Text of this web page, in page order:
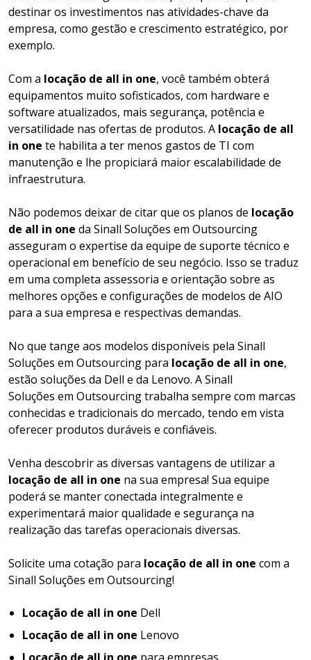
destinar os investimentos nas atividades-chave da
empresa, como gestão e crescimento estratégico, por
exemplo.
Com a locação de all in one, você também obterá
equipamentos muito sofisticados, com hardware e
software atualizados, mais segurança, potência e
versatilidade nas ofertas de produtos. A locação de all
in one te habilita a ter menos gastos de TI com
manutenção e lhe propiciará maior escalabilidade de
infraestrutura.
Não podemos deixar de citar que os planos de locação
de all in one da Sinall Soluções em Outsourcing
asseguram o expertise da equipe de suporte técnico e
operacional em benefício de seu negócio. Isso se traduz
em uma completa assessoria e orientação sobre as
melhores opções e configurações de modelos de AIO
para a sua empresa e respectivas demandas.
No que tange aos modelos disponíveis pela Sinall
Soluções em Outsourcing para locação de all in one,
estão soluções da Dell e da Lenovo. A Sinall
Soluções em Outsourcing trabalha sempre com marcas
conhecidas e tradicionais do mercado, tendo em vista
oferecer produtos duráveis e confiáveis.
Venha descobrir as diversas vantagens de utilizar a
locação de all in one na sua empresa! Sua equipe
poderá se manter conectada integralmente e
experimentará maior qualidade e segurança na
realização das tarefas operacionais diversas.
Solicite uma cotação para locação de all in one com a
Sinall Soluções em Outsourcing!
Locação de all in one Dell
Locação de all in one Lenovo